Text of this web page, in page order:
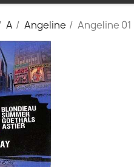
A Angeline Angeline 01